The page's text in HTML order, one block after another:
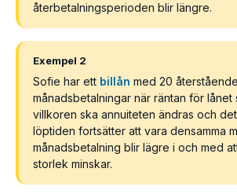
återbetalningsperioden blir längre.
Exempel 2
Sofie har ett billån med 20 återstående
månadsbetalningar när räntan för lånet
villkoren ska annuiteten ändras och
löptiden fortsätter att vara densamma
månadsbetalning blir lägre i och med
storlek minskar.